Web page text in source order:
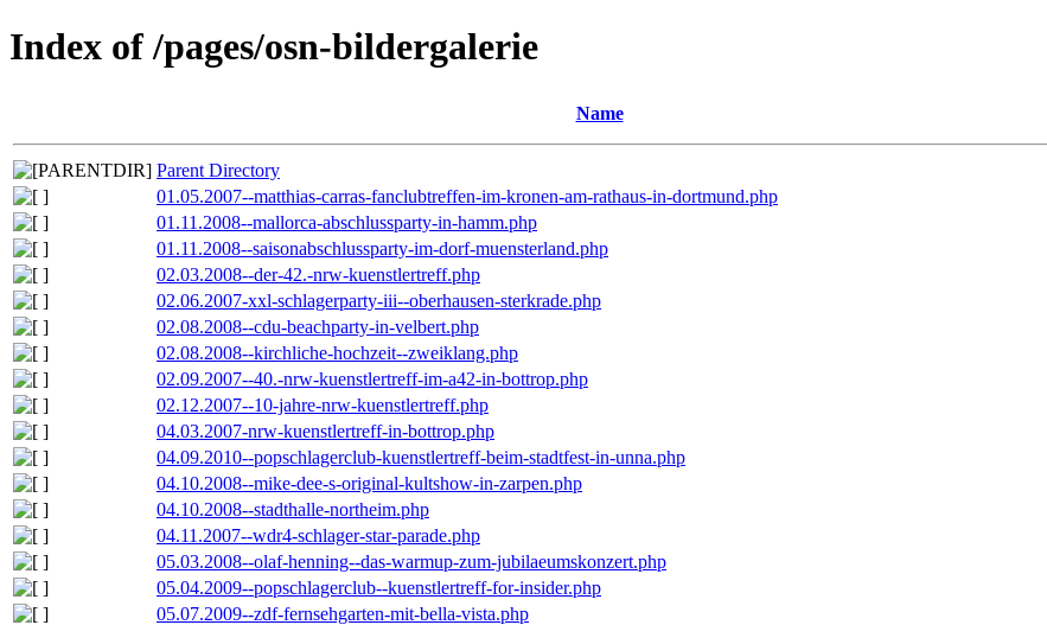
Index of /pages/osn-bildergalerie
Name
Parent Directory
01.05.2007--matthias-carras-fanclubtreffen-im-kronen-am-rathaus-in-dortmund.php
01.11.2008--mallorca-abschlussparty-in-hamm.php
01.11.2008--saisonabschlussparty-im-dorf-muensterland.php
02.03.2008--der-42.-nrw-kuenstlertreff.php
02.06.2007-xxl-schlagerparty-iii--oberhausen-sterkrade.php
02.08.2008--cdu-beachparty-in-velbert.php
02.08.2008--kirchliche-hochzeit--zweiklang.php
02.09.2007--40.-nrw-kuenstlertreff-im-a42-in-bottrop.php
02.12.2007--10-jahre-nrw-kuenstlertreff.php
04.03.2007-nrw-kuenstlertreff-in-bottrop.php
04.09.2010--popschlagerclub-kuenstlertreff-beim-stadtfest-in-unna.php
04.10.2008--mike-dee-s-original-kultshow-in-zarpen.php
04.10.2008--stadthalle-northeim.php
04.11.2007--wdr4-schlager-star-parade.php
05.03.2008--olaf-henning--das-warmup-zum-jubilaeumskonzert.php
05.04.2009--popschlagerclub--kuenstlertreff-for-insider.php
05.07.2009--zdf-fernsehgarten-mit-bella-vista.php